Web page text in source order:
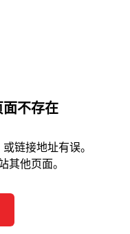
不存在
链接地址有误。
其他页面。